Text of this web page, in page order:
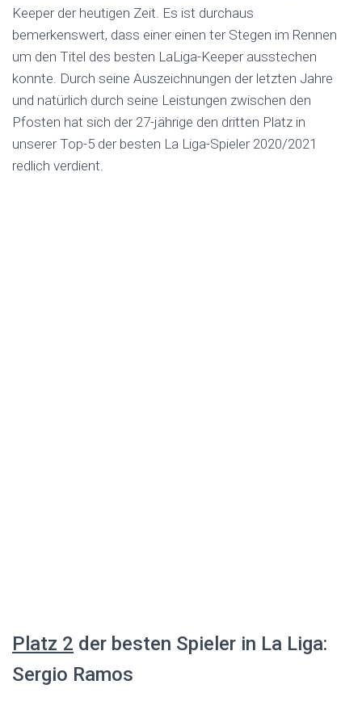
Keeper der heutigen Zeit. Es ist durchaus
bemerkenswert, dass einer einen ter Stegen im Rennen
um den Titel des besten LaLiga-Keeper ausstechen
konnte. Durch seine Auszeichnungen der letzten Jahre
und natürlich durch seine Leistungen zwischen den
Pfosten hat sich der 27-jährige den dritten Platz in
unserer Top-5 der besten La Liga-Spieler 2020/2021
redlich verdient.
Platz 2 der besten Spieler in La Liga:
Sergio Ramos